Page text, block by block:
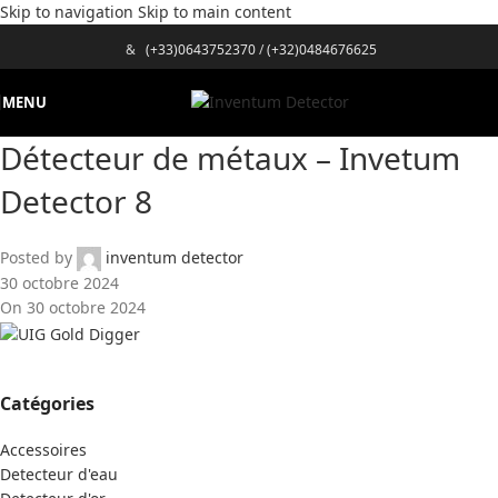
Skip to navigation Skip to main content
& (+33)0643752370/(+32)0484676625
MENU
Détecteur de métaux – Invetum
Detector 8
Posted by
inventum detector
30 octobre 2024
On 30 octobre 2024
Catégories
Accessoires
Detecteur d'eau